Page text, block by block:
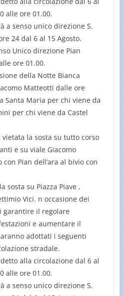
alle ore 01.00.
a senso unico direzione S.
24 dal 6 al 15 Agosto.
Unico direzione Pian
ore 01.00.
della Notte Bianca
Matteotti dalle ore
Santa Maria per chi viene da
per chi viene da Castel
vietata la sosta su tutto corso
e su viale Giacomo
Pian dell’ara al bivio con
sosta su Piazza Piave ,
Vici. n occasione dei
garantire il regolare
e aumentare il
adottati i seguenti
stradale.
alla circolazione dal 6 al
alle ore 01.00.
a senso unico direzione S.